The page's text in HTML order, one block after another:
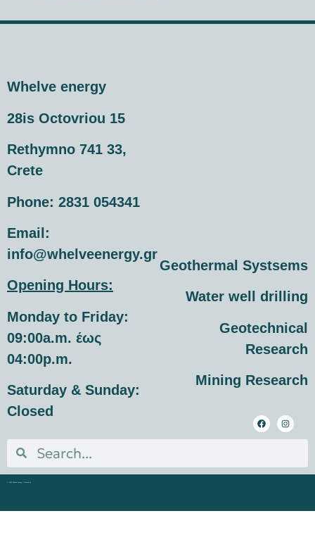
Whelve energy
28is Octovriou 15
Rethymno 741 33,
Crete
Phone: 2831 054341
Εmail:
info@whelveenergy.gr
Opening Hours:
Monday to Friday:
09:00a.m. έως
04:00p.m.
Saturday & Sunday:
Closed
Geothermal Systsems
Water well drilling
Geotechnical
Research
Mining Research
© 2022 Whelve energy – Created by